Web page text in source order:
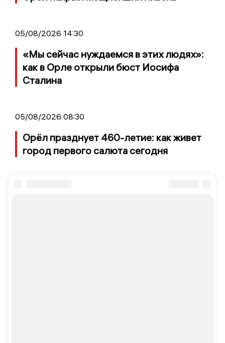
05/08/2026 14:30
«Мы сейчас нуждаемся в этих людях»:
как в Орле открыли бюст Иосифа
Сталина
05/08/2026 08:30
Орёл празднует 460-летие: как живет
город первого салюта сегодня